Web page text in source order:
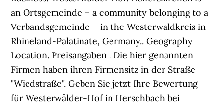
an Ortsgemeinde – a community belonging to a
Verbandsgemeinde – in the Westerwaldkreis in
Rhineland-Palatinate, Germany.. Geography
Location. Preis­angaben . Die hier genannten
Firmen haben ihren Firmensitz in der Straße
"Wiedstraße". Geben Sie jetzt Ihre Bewertung
für Westerwälder-Hof in Herschbach bei